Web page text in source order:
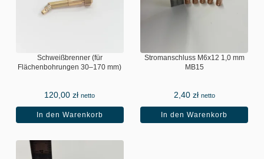
Schweißbrenner (für
Flächenbohrungen 30–170 mm)
120,00zł netto
In den Warenkorb
Stromanschluss M6x12 1,0 mm
MB15
2,40 zł netto
In den Warenkorb